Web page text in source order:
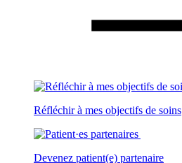
Réfléchir à mes objectifs de soins
Devenez patient(e) partenaire